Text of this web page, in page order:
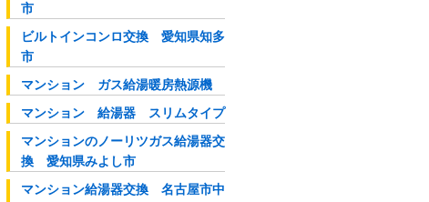
市
ビルトインコンロ交換 愛知県知多
市
マンション ガス給湯暖房熱源機
マンション 給湯器 スリムタイプ
マンションのノーリツガス給湯器交
換 愛知県みよし市
マンション給湯器交換 名古屋市中